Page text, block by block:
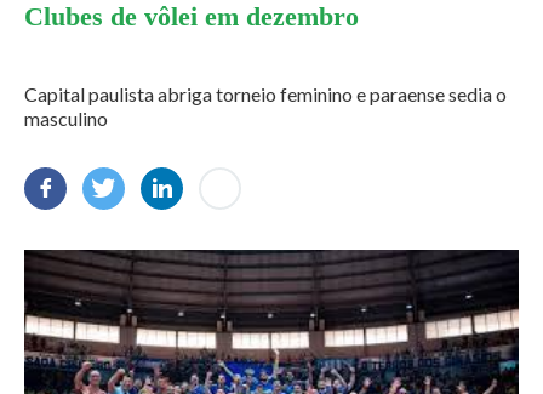
Clubes de vôlei em dezembro
Capital paulista abriga torneio feminino e paraense sedia o
masculino